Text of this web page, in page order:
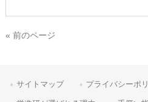
« 前のページ
サイトマップ プライバシーポ